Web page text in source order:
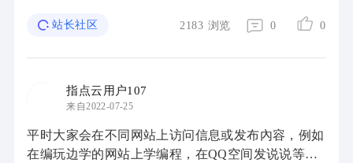
网站的目地，是为了自己展示、知识分享還是 ...
站长社区 2183 浏览 0 0
指点云用户107
来自2022-07-25
平时大家会在不同网站上访问信息或发布內容，例如
在编玩边学的网站上学编程，在QQ空间发说说等。